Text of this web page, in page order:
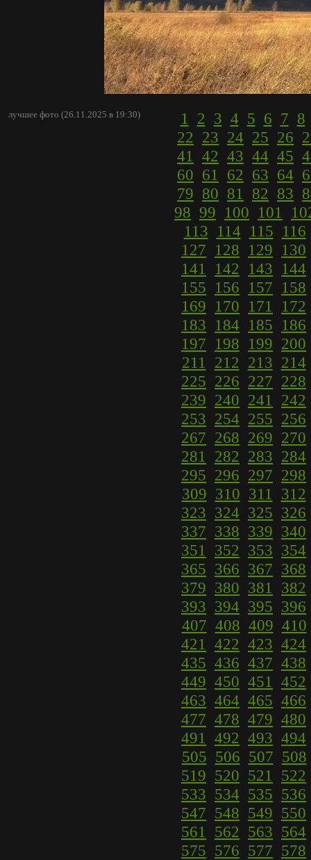
лучшее фото (26.11.2025 в 19:30) 1 2 3 4 5 6 7 8
22 23 24 25 26
41
42 43 44 45
60 61 62 63 64
79 80 81 82 83
98 99 100 101
113 114 115 116
127 128 129 130
141
142 143 144
155 156 157 158
169 170 171
172
183 184 185 186
197 198 199 200
211
212 213 214
225 226 227 228
239 240 241
242
253 254 255 256
267 268 269 270
281
282 283 284
295 296 297 298
309 310 311
312
323 324 325 326
337 338 339 340
351
352 353 354
365 366 367 368
379 380 381
382
393 394 395 396
407 408 409 410
421
422 423 424
435 436 437 438
449 450 451
452
463 464 465 466
477 478 479 480
491
492 493 494
505 506 507 508
519 520 521
522
533 534 535 536
547 548 549 550
561
562 563 564
575 576 577 578